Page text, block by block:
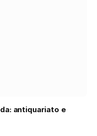
antiquariato e